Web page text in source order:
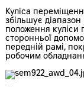
Куліса
збільшує
положення куліси
сторонньої
передній рамі,
робочим